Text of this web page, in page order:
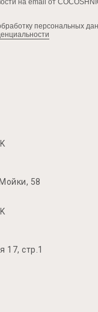
58
17, стр.1
на email от
персональных